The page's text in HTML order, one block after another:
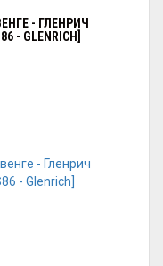
- ГЛЕНРИЧ
- GLENRICH]